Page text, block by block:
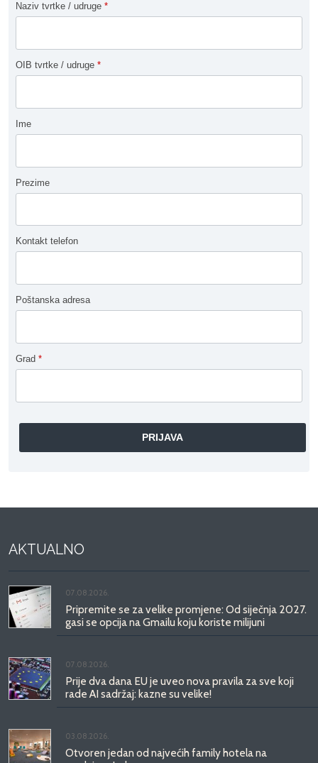
Naziv tvrtke / udruge *
OIB tvrtke / udruge *
Ime
Prezime
Kontakt telefon
Poštanska adresa
Grad *
AKTUALNO
07.08.2026.
Pripremite se za velike promjene: Od siječnja 2027.
gasi se opcija na Gmailu koju koriste milijuni
07.08.2026.
Prije dva dana EU je uveo nova pravila za sve koji
rade AI sadržaj: kazne su velike!
03.08.2026.
Otvoren jedan od najvećih family hotela na